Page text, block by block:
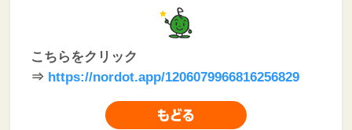
こちらをクリック
⇒ https://nordot.app/1206079966816256829